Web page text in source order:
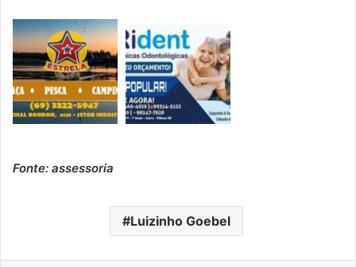
Fonte: assessoria
Luizinho Goebel